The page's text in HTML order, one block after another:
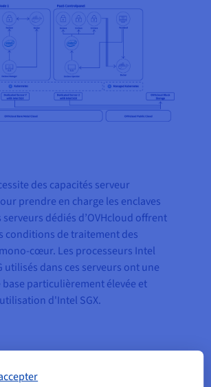
des capacités serveur
prendre en charge les enclaves
serveurs dédiés d’OVHcloud offrent
conditions de traitement des
cœur. Les processeurs Intel
utilisés dans ces serveurs ont une
particulièrement élevée et
d'Intel SGX.
utilise également la solution
Service d’OVHcloud pour les